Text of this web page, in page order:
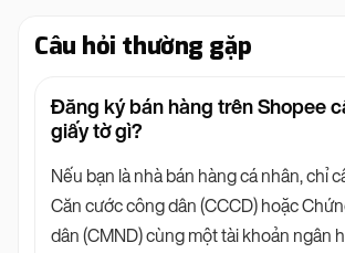
Câu hỏi thường gặp
Đăng ký bán hàng trên Shopee
giấy tờ gì?
Nếu bạn là nhà bán hàng cá nhân, chỉ
Căn cước công dân (CCCD) hoặc
dân (CMND) cùng một tài khoản ngân